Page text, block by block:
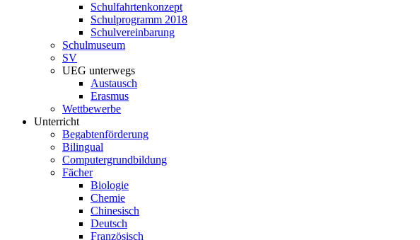
Schulfahrtenkonzept
Schulprogramm 2018
Schulvereinbarung
Schulmuseum
SV
UEG unterwegs
Austausch
Erasmus
Wettbewerbe
Unterricht
Begabtenförderung
Bilingual
Computergrundbildung
Fächer
Biologie
Chemie
Chinesisch
Deutsch
Französisch